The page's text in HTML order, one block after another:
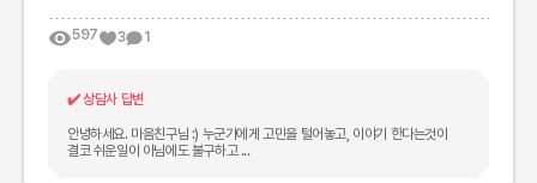
597 3 1
✔️상담사 답변
안녕하세요. 마음친구님 :) 누군가에게 고민을 털어놓고, 이야기 한다는것이
결코 쉬운일이 아님에도 불구하고 ...